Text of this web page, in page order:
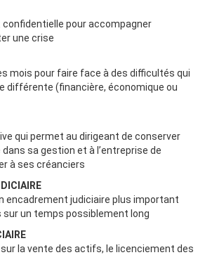
confidentielle pour accompagner
une crise
mois pour faire face à des difficultés qui
différente (financière, économique ou
qui permet au dirigeant de conserver
sa gestion et à l’entreprise de
à ses créanciers
encadrement judiciaire plus important
un temps possiblement long
la vente des actifs, le licenciement des